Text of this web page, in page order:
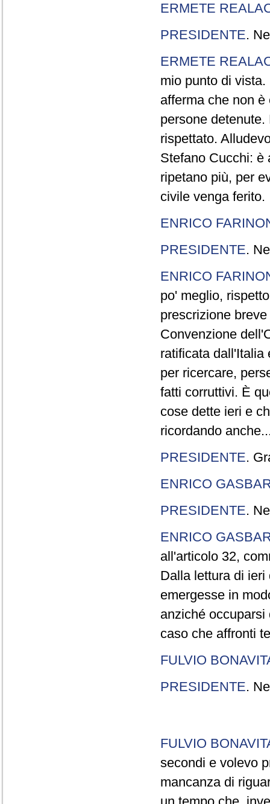
ERMETE
PRESIDENTE.
ERMETE
mio punto di
afferma che non
persone
rispettato.
Stefano Cucchi: è
ripetano più, per
civile venga ferito.
ENRICO
PRESIDENTE.
ENRICO
po' meglio,
prescrizione
Convenzione
ratificata dall'Italia
per ricercare,
fatti corruttivi. È
cose dette ieri e
ricordando
PRESIDENTE.
ENRICO
PRESIDENTE.
ENRICO
all'articolo 32,
Dalla lettura di
emergesse in
anziché
caso che affronti
FULVIO
PRESIDENTE.
FULVIO
secondi e volevo
mancanza di